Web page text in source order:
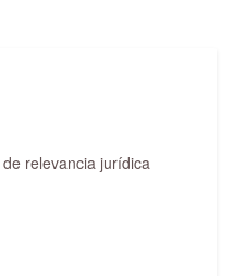
relevancia jurídica